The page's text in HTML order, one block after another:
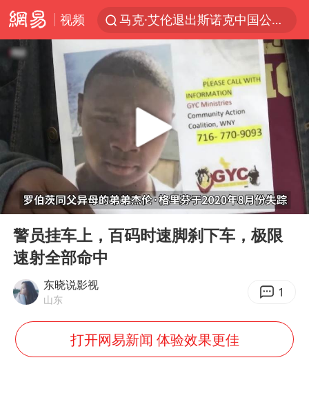
视频
马克·艾伦退出斯诺克中国公开赛
新疆优化调整景区内自驾服务费
微信又有新功能，你可以“撤回”你的撤回了！
上四休三，但降薪1000元，你接受吗？
情侣平潭拍日出坠崖1死1伤
黄金牛市回来了吗
白海豚将正面袭击贯穿浙江
酒店回应车内过夜被收150元
《欢迎来龙餐馆》口碑
Play
00:00 06:51
警员挂车上，百码时速脚刹下车，极限
速射全部命中
东晓说影视
山东 1
打开网易新闻 体验效果更佳